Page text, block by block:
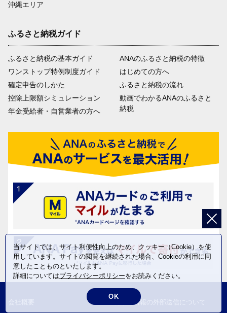
沖縄エリア
ふるさと納税ガイド
ふるさと納税の基本ガイド
ワンストップ特例制度ガイド
確定申告のしかた
控除上限額シミュレーション
年金受給者・自営業者の方へ
ANAのふるさと納税の特徴
はじめての方へ
ふるさと納税の流れ
動画でわかるANAのふるさと
納税
会社概要
利用者情報の外部送信について
当サイトでは、サイト利便性向上のため、クッキー（Cookie）を使
用しています。サイトの閲覧を継続された場合、Cookieの利用に同
意したことものといたします。
詳細についてはプライバシーポリシーをお読みください。
OK